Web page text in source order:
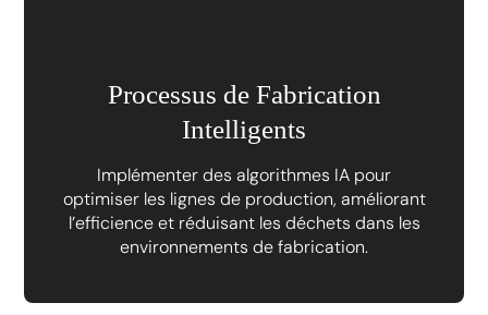
Processus de Fabrication
Intelligents
Implémenter des algorithmes IA pour
optimiser les lignes de production, améliorant
l’efficience et réduisant les déchets dans les
environnements de fabrication.